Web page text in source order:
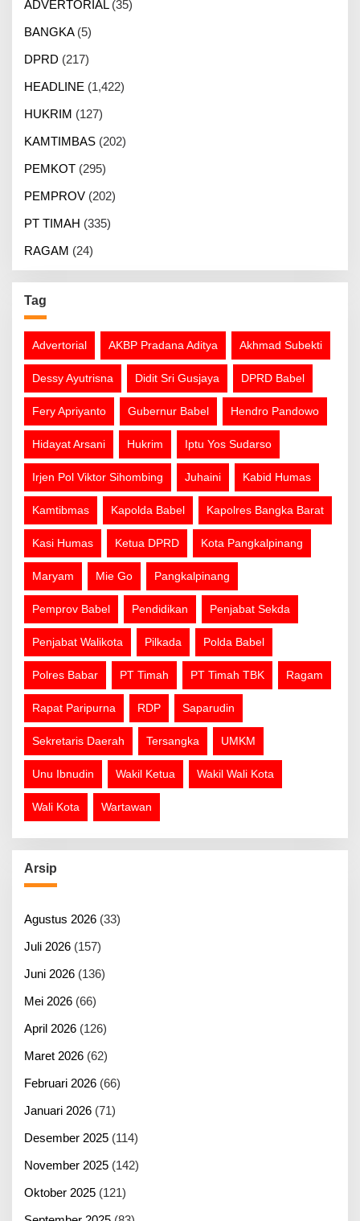
ADVERTORIAL(35)
BANGKA(5)
DPRD (217)
HEADLINE (1,422)
HUKRIM (127)
KAMTIMBAS (202)
PEMKOT (295)
PEMPROV (202)
PT TIMAH (335)
RAGAM (24)
Tag
Advertorial AKBP Pradana Aditya Akhmad Subekti
Dessy Ayutrisna Didit Sri Gusjaya DPRD Babel
Fery Apriyanto Gubernur Babel Hendro Pandowo
Hidayat Arsani Hukrim Iptu Yos Sudarso
Irjen Pol Viktor Sihombing Juhaini Kabid Humas
Kamtibmas Kapolda Babel Kapolres Bangka Barat
Kasi Humas Ketua DPRD Kota Pangkalpinang
Maryam Mie Go Pangkalpinang
Pemprov Babel Pendidikan Penjabat Sekda
Penjabat Walikota Pilkada Polda Babel
Polres Babar PT Timah PT Timah TBK Ragam
Rapat Paripurna RDP Saparudin
Sekretaris Daerah Tersangka UMKM
Unu Ibnudin Wakil Ketua Wakil Wali Kota
Wali Kota Wartawan
Arsip
Agustus 2026 (33)
Juli 2026 (157)
Juni 2026 (136)
Mei 2026 (66)
April 2026 (126)
Maret 2026 (62)
Februari 2026 (66)
Januari 2026 (71)
Desember 2025 (114)
November 2025 (142)
Oktober 2025 (121)